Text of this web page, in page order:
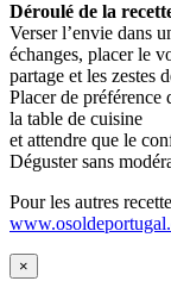
Déroulé de la
Verser l’envie dans
échanges, placer le
partage et les zestes
Placer de préférence
la table de cuisine
et attendre que le
Déguster sans
Pour les autres
×